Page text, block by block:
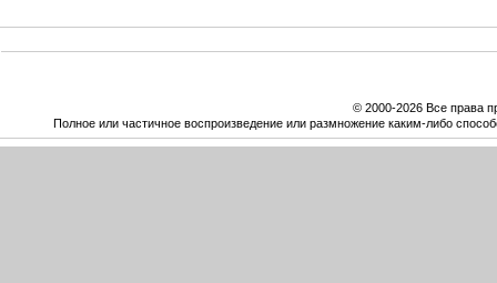
© 2000-2026 Все права
Полное или частичное воспроизведение или размножение каким-либо